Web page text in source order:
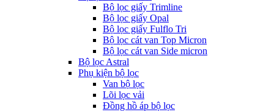
Bộ lọc giấy Trimline
Bộ lọc giấy Opal
Bộ lọc giấy Fulflo Tri
Bộ lọc cát van Top Micron
Bộ lọc cát van Side micron
Bộ lọc Astral
Phụ kiện bộ lọc
Van bộ lọc
Lõi lọc vải
Đồng hồ áp bộ lọc